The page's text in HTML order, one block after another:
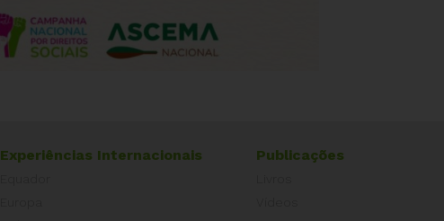
Experiências Internacionais Publicações